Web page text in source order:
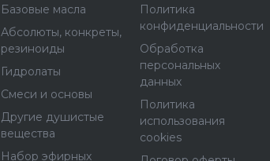
Базовые масла
Абсолюты, конкреты,
резиноиды
Гидролаты
Смеси и основы
Другие душистые
вещества
Набор эфирных
Политика
конфиденциальности
Обработка
персональных
данных
Политика
использования
cookies